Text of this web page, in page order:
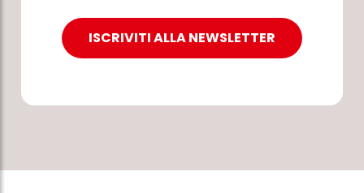
ISCRIVITI ALLA NEWSLETTER